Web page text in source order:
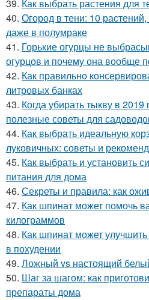
39. Как выбрать растения для
40. Огород в тени: 10
даже в полумраке
41. Горькие огурцы не
огурцов и почему она вообще
42. Как правильно
литровых банках
43. Когда убирать тыкву в
полезные советы для
44. Как выбрать идеальную
луковичных: советы и
45. Как выбрать и установить
питания для дома
46. Секреты и правила: как
47. Как шпинат может помочь
килограммов
48. Как шпинат может
в похудении
49. Ложный vs настоящий
50. Шаг за шагом: как
препараты дома